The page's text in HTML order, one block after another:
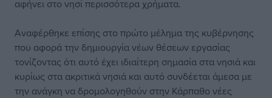
αφήνει στο νησί περισσότερα χρήματα.
Αναφέρθηκε επίσης στο πρώτο μέλημα της κυβέρνησης
που αφορά την δημιουργία νέων θέσεων εργασίας
τονίζοντας ότι αυτό έχει ιδιαίτερη σημασία στα νησιά και
κυρίως στα ακριτικά νησιά και αυτό συνδέεται άμεσα με
την ανάγκη να δρομολογηθούν στην Κάρπαθο νέες